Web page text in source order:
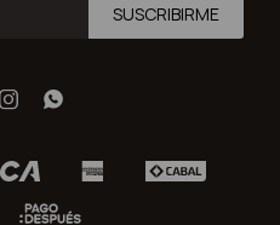
SUSCRIBIRME
 